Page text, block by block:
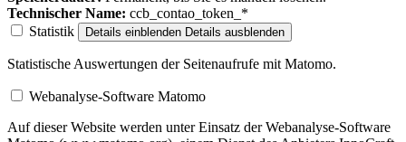
Technischer Name: ccb_contao_token_*
Statistik
Details einblenden Details ausblenden
Statistische Auswertungen der Seitenaufrufe mit Matomo.
Webanalyse-Software Matomo
Auf dieser Website werden unter Einsatz der Webanalyse-Software